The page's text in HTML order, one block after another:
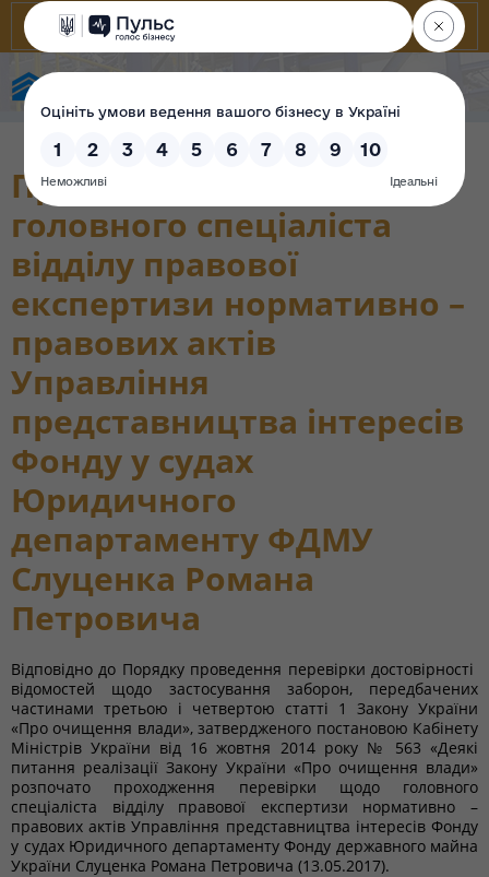
Проходження перевірки
головного спеціаліста
відділу правової
експертизи нормативно –
правових актів
Управління
представництва інтересів
Фонду у судах
Юридичного
департаменту ФДМУ
Слуценка Романа
Петровича
Відповідно до Порядку проведення перевірки достовірності
відомостей щодо застосування заборон, передбачених
частинами третьою і четвертою статті 1 Закону України
«Про очищення влади», затвердженого постановою Кабінету
Міністрів України від 16 жовтня 2014 року № 563 «Деякі
питання реалізації Закону України «Про очищення влади»
розпочато проходження перевірки щодо головного
спеціаліста відділу правової експертизи нормативно –
правових актів Управління представництва інтересів Фонду
у судах Юридичного департаменту Фонду державного майна
України Слуценка Романа Петровича (13.05.2017).